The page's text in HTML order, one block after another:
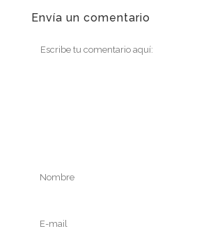
Envía un comentario